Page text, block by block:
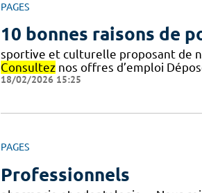
PAGES
10 bonnes raisons de
sportive et culturelle proposant de
Consulteznos offres d’emploi
18/02/2026 15:25
PAGES
Professionnels